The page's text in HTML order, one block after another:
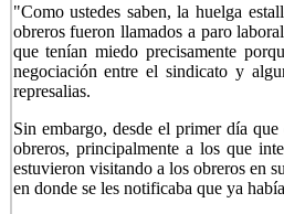
"Como ustedes saben, la huelga
obreros fueron llamados a paro
que tenían miedo precisamente
negociación entre el sindicato y
represalias.
Sin embargo, desde el primer día
obreros, principalmente a los que
estuvieron visitando a los obreros en
en donde se les notificaba que ya